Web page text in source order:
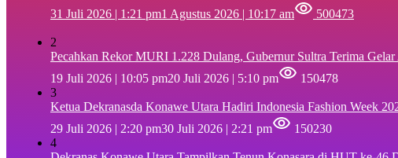
31 Juli 2026 | 1:21 pm1 Agustus 2026 | 10:17 am 500473
2
Pecahkan Rekor MURI 1.228 Dulang, Gubernur Sultra Terima
19 Juli 2026 | 10:05 pm20 Juli 2026 | 5:10 pm
150478
3
Ketua Dekranasda Konawe Utara Hadiri Indonesia Fashion Week
29 Juli 2026 | 2:20 pm30 Juli 2026 | 2:21 pm
150230
4